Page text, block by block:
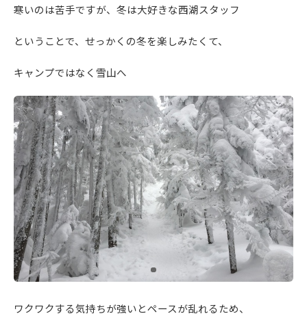
寒いのは苦手ですが、冬は大好きな西湖スタッフ
ということで、せっかくの冬を楽しみたくて、
キャンプではなく雪山へ
ワクワクする気持ちが強いとペースが乱れるため、